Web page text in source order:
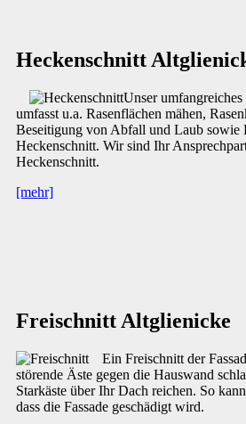
Heckenschnitt
Unser
umfasst u.a. Rasenflächen mähen,
Beseitigung von Abfall und Laub sowie
Heckenschnitt. Wir sind Ihr
Heckenschnitt.
[mehr]
Freischnitt Altglienicke
Ein Freischnitt der
störende Äste gegen die Hauswand
Starkäste über Ihr Dach reichen. So
dass die Fassade geschädigt wird.